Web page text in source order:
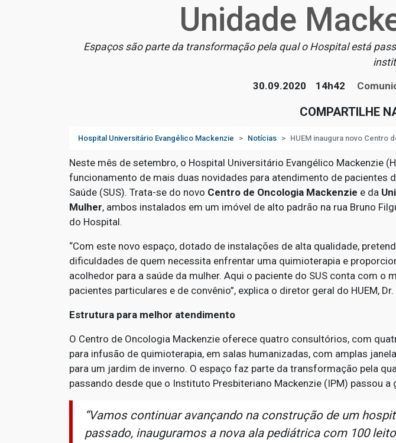
Unidade
Espaços são parte da transformação pela qual o Hospital está
30.09.2020
14h42
COMPARTILHE
Hospital Universitário Evangélico Mackenzie Notícias HUEM inaugura novo Centro
Neste mês de setembro, o Hospital Universitário Evangélico Mackenzie
funcionamento de mais duas novidades para atendimento de pacientes
Saúde (SUS). Trata-se do novo Centro de Oncologia Mackenzie e da
Mulher, ambos instalados em um imóvel de alto padrão na rua Bruno
do Hospital.
“Com este novo espaço, dotado de instalações de alta qualidade,
dificuldades de quem necessita enfrentar uma quimioterapia e
acolhedor para a saúde da mulher. Aqui o paciente do SUS conta com o
pacientes particulares e de convênio”, explica o diretor geral do HUEM, Dr.
Estrutura para melhor atendimento
O Centro de Oncologia Mackenzie oferece quatro consultórios, com
para infusão de quimioterapia, em salas humanizadas, com amplas
para um jardim de inverno. O espaço faz parte da transformação pela
passando desde que o Instituto Presbiteriano Mackenzie (IPM) passou a
“Vamos continuar avançando na construção de um
passado, inauguramos a nova ala pediátrica com 100